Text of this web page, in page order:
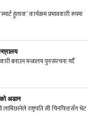
हुलाक’ कार्यक्रम प्रभावकारी रूपमा
बनाउन मन्त्रालय पुनःसंरचना गर्दै
अडान
लामिछानेले राष्ट्रपति सी चिनफिङसँग भेट